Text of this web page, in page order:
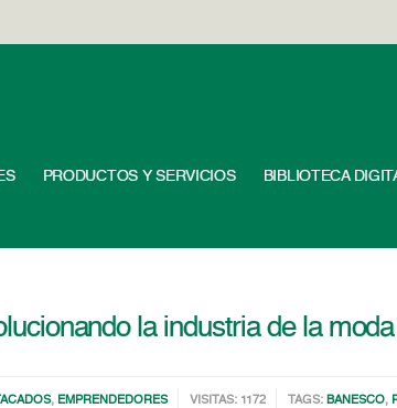
PRODUCTOS Y SERVICIOS BIBLIOTECA
la industria de la moda
, EMPRENDEDORES VISITAS: 1172 TAGS: BANESCO,